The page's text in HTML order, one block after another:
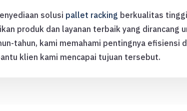
solusi pallet racking berkualitas
produk dan layanan terbaik yang dirancang
tahun, kami memahami pentingnya efisiensi
klien kami mencapai tujuan tersebut.